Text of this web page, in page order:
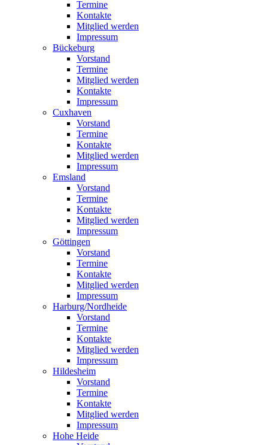
Termine
Kontakte
Mitglied werden
Impressum
Bückeburg
Vorstand
Termine
Mitglied werden
Kontakte
Impressum
Cuxhaven
Vorstand
Termine
Kontakte
Mitglied werden
Impressum
Emsland
Vorstand
Termine
Kontakte
Mitglied werden
Impressum
Göttingen
Vorstand
Termine
Kontakte
Mitglied werden
Impressum
Harburg/Nordheide
Vorstand
Termine
Kontakte
Mitglied werden
Impressum
Hildesheim
Vorstand
Termine
Kontakte
Mitglied werden
Impressum
Hohe Heide